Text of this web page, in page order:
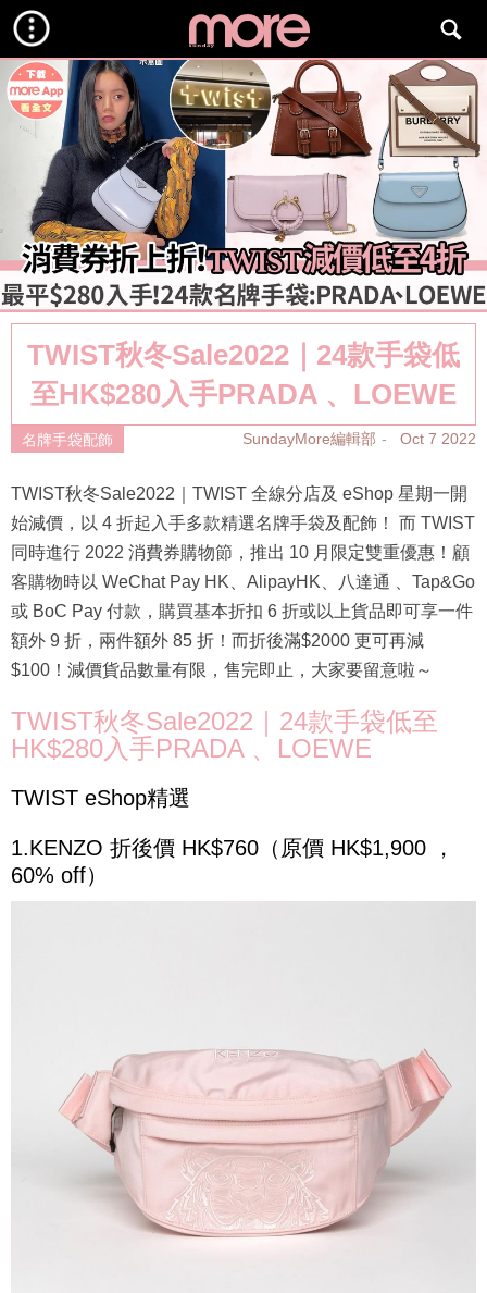
TWIST秋冬Sale2022｜24款手袋低
至HK$280入手PRADA 、LOEWE
名牌手袋配飾 SundayMore編輯部 Oct 7 2022
TWIST秋冬Sale2022｜TWIST 全線分店及 eShop 星期一開
始減價，以 4 折起入手多款精選名牌手袋及配飾！ 而 TWIST
同時進行 2022 消費券購物節，推出 10 月限定雙重優惠！顧
客購物時以 WeChat Pay HK、AlipayHK、八達通 、Tap&Go
或 BoC Pay 付款，購買基本折扣 6 折或以上貨品即可享一件
額外 9 折，兩件額外 85 折！而折後滿$2000 更可再減
$100！減價貨品數量有限，售完即止，大家要留意啦～
TWIST秋冬Sale2022｜24款手袋低至
HK$280入手PRADA 、LOEWE
TWIST eShop精選
1.KENZO 折後價 HK$760（原價 HK$1,900 ，
60% off）